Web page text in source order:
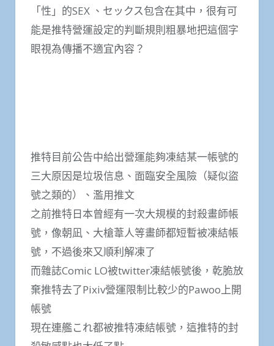
「性」的SEX 、セックス包含在其中，很有可
能是推特營運設定的判斷規則粗暴地把這個字
眼視為傳播不適宜內容？
推特目前公告中給出營運能夠凍結某一帳號的
三大原因是垃圾信息、面臨安全風險（疑似盜
號之類的）、濫用推文
之前推特日本曾經有一次大規模的封殺畫師帳
號，像朝凪、大槍葦人等畫師都短暫被凍結帳
號，不過後來又順利解凍了
而雜誌Comic LO被twitter凍結帳號後，乾脆放
棄推特去了Pixiv營運限制比較少的Pawoo上開
帳號
現在連艦これ都被推特凍結帳號，這推特的封